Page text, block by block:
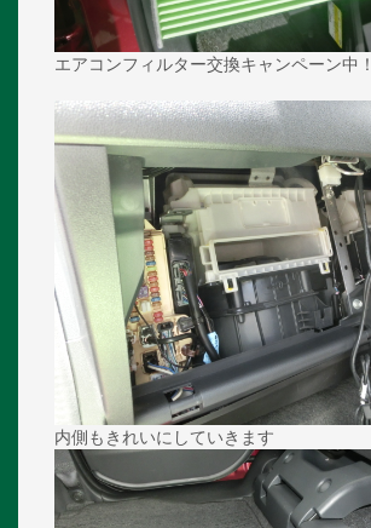
エアコンフィルター交換キャンペーン中
内側もきれいにしていきます